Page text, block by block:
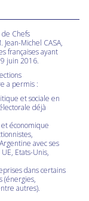
Chefs
Michel CASA,
françaises ayant
juin 2016.
a permis :
et sociale en
déjà
économique
avec ses
Etats-Unis,
dans certains
(énergies,
autres).